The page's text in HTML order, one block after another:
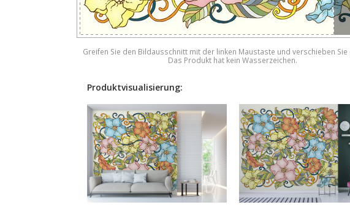
Greifen Sie den Bildausschnitt mit der linken Maustaste und verschieben Sie
Das Produkt hat kein Wasserzeichen.
Produktvisualisierung: